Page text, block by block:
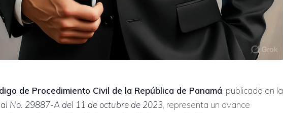
de Procedimiento Civil de la República de Panamá, publicado en la
No. 29887-A del 11 de octubre de 2023, representa un avance